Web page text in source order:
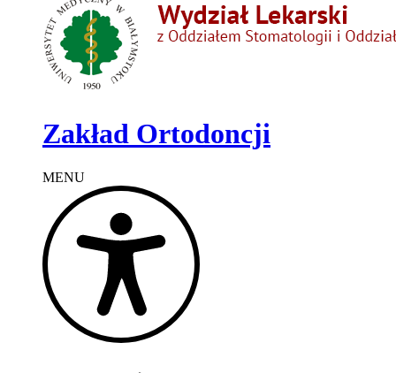
Zakład Ortodoncji
MENU